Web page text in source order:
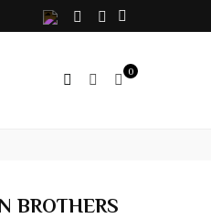
VK Telegram
0
BROTHERS